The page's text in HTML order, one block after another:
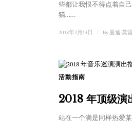
些都让我恨不得点着自
猫……
2018年2月13日 By曼迪·莫
活動指南
2018 年顶级演
站在一个满是同样热爱